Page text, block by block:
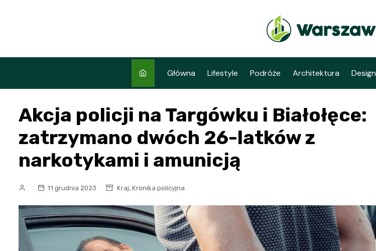
Główna Lifestyle Podróże Architektura Design
Akcja policji na Targówku i Białołęce:
zatrzymano dwóch 26-latków z
narkotykami i amunicją
11 grudnia 2023 Kraj, Kronika policyjna